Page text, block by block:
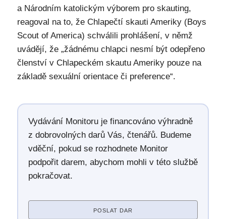
a Národním katolickým výborem pro skauting,
reagoval na to, že Chlapečtí skauti Ameriky (Boys
Scout of America) schválili prohlášení, v němž
uvádějí, že „žádnému chlapci nesmí být odepřeno
členství v Chlapeckém skautu Ameriky pouze na
základě sexuální orientace či preference“.
Vydávání Monitoru je financováno výhradně
z dobrovolných darů Vás, čtenářů. Budeme
vděční, pokud se rozhodnete Monitor
podpořit darem, abychom mohli v této službě
pokračovat.
POSLAT DAR